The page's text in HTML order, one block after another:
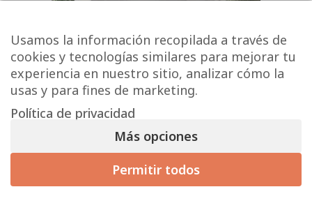
Usamos la información recopilada a través de
cookies y tecnologías similares para mejorar tu
experiencia en nuestro sitio, analizar cómo la
usas y para fines de marketing.
Política de privacidad
Más opciones
Permitir todos